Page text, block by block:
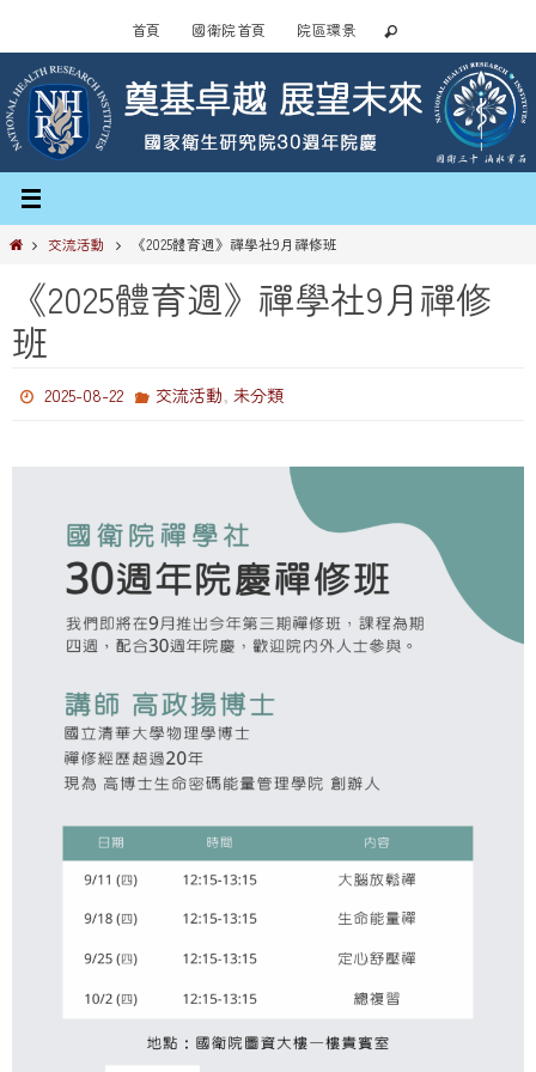
content
首頁 國衛院首頁 院區環景
Home交流活動 《2025體育週》禪學社9月禪修班
《2025體育週》禪學社9月禪修
班
2025-08-22 交流活動, 未分類